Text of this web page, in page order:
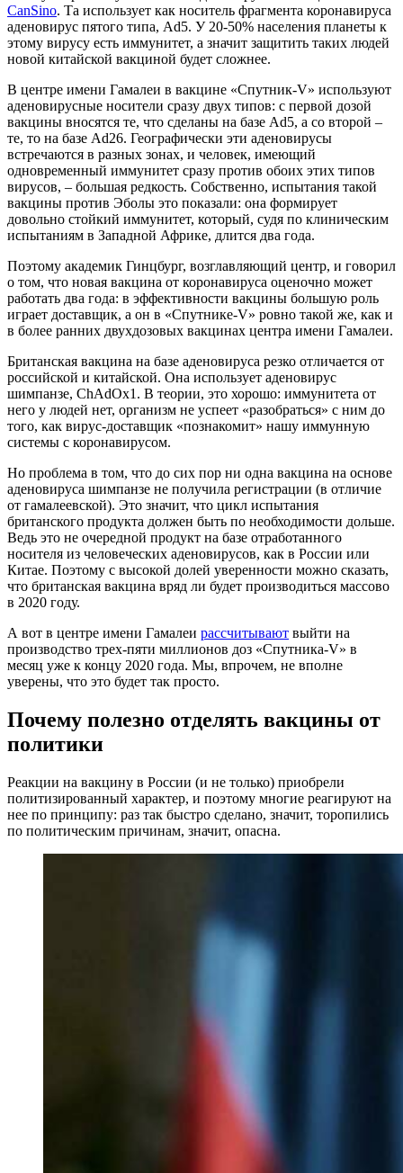
CanSino. Та использует как носитель фрагмента коронавируса
аденовирус пятого типа, Ad5. У 20-50% населения планеты к
этому вирусу есть иммунитет, а значит защитить таких людей
новой китайской вакциной будет сложнее.
В центре имени Гамалеи в вакцине «Спутник-V» используют
аденовирусные носители сразу двух типов: с первой дозой
вакцины вносятся те, что сделаны на базе Ad5, а со второй –
те, то на базе Ad26. Географически эти аденовирусы
встречаются в разных зонах, и человек, имеющий
одновременный иммунитет сразу против обоих этих типов
вирусов, – большая редкость. Собственно, испытания такой
вакцины против Эболы это показали: она формирует
довольно стойкий иммунитет, который, судя по клиническим
испытаниям в Западной Африке, длится два года.
Поэтому академик Гинцбург, возглавляющий центр, и говорил
о том, что новая вакцина от коронавируса оценочно может
работать два года: в эффективности вакцины большую роль
играет доставщик, а он в «Спутнике-V» ровно такой же, как и
в более ранних двухдозовых вакцинах центра имени Гамалеи.
Британская вакцина на базе аденовируса резко отличается от
российской и китайской. Она использует аденовирус
шимпанзе, ChAdOx1. В теории, это хорошо: иммунитета от
него у людей нет, организм не успеет «разобраться» с ним до
того, как вирус-доставщик «познакомит» нашу иммунную
системы с коронавирусом.
Но проблема в том, что до сих пор ни одна вакцина на основе
аденовируса шимпанзе не получила регистрации (в отличие
от гамалеевской). Это значит, что цикл испытания
британского продукта должен быть по необходимости дольше.
Ведь это не очередной продукт на базе отработанного
носителя из человеческих аденовирусов, как в России или
Китае. Поэтому с высокой долей уверенности можно сказать,
что британская вакцина вряд ли будет производиться массово
в 2020 году.
А вот в центре имени Гамалеи рассчитывают выйти на
производство трех-пяти миллионов доз «Спутника-V» в
месяц уже к концу 2020 года. Мы, впрочем, не вполне
уверены, что это будет так просто.
Почему полезно отделять вакцины от
политики
Реакции на вакцину в России (и не только) приобрели
политизированный характер, и поэтому многие реагируют на
нее по принципу: раз так быстро сделано, значит, торопились
по политическим причинам, значит, опасна.